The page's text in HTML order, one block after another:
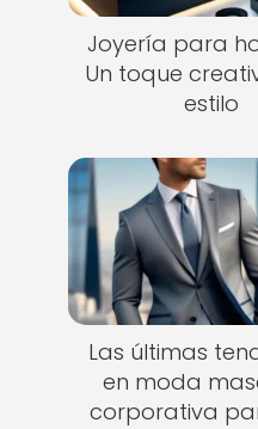
Joyería para
Un toque
estilo
Las últimas
en moda
corporativa